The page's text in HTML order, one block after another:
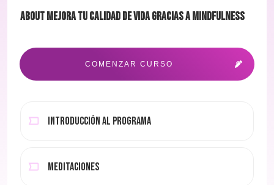
AboutMejora tu calidad de vida gracias a mindfulness
COMENZAR CURSO
Introducción al programa
Meditaciones